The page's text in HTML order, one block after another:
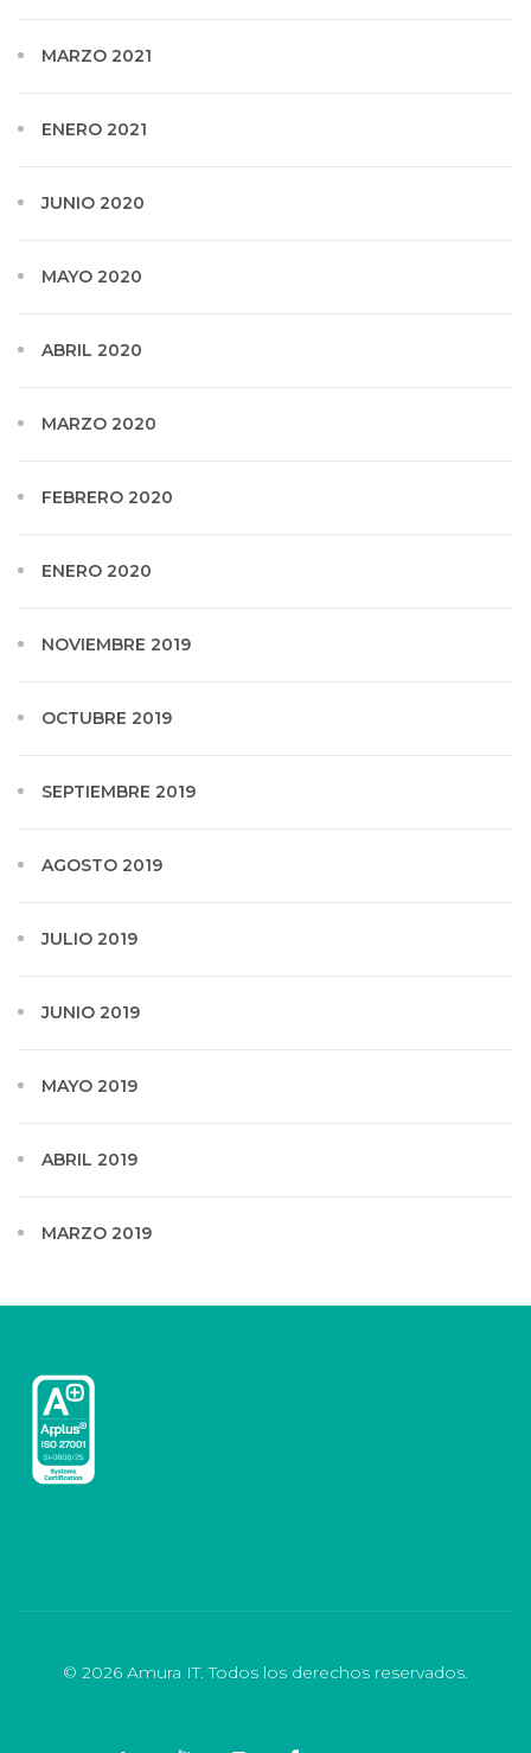
MARZO 2021
ENERO 2021
JUNIO 2020
MAYO 2020
ABRIL 2020
MARZO 2020
FEBRERO 2020
ENERO 2020
NOVIEMBRE 2019
OCTUBRE 2019
SEPTIEMBRE 2019
AGOSTO 2019
JULIO 2019
JUNIO 2019
MAYO 2019
ABRIL 2019
MARZO 2019
© 2026 Amura IT. Todos los derechos reservados.